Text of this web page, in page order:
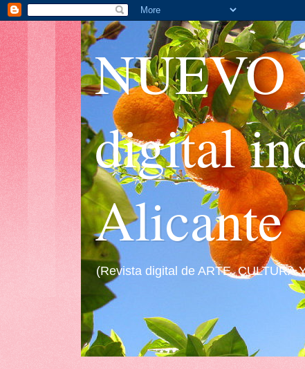
NUEVO
digital
Alicante
(Revista digital de ARTE, CULTURA